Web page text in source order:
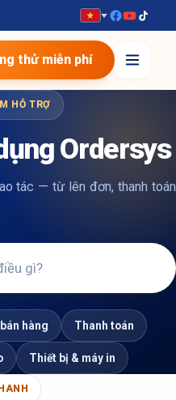
thử miễn phí
HỖ TRỢ
Ordersys
tác — từ lên đơn, thanh toán
hàng Thanh toán
Thiết bị & máy in